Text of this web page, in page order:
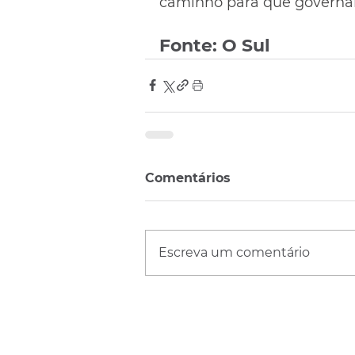
Fonte: O Sul
Comentários
Escreva um comentário